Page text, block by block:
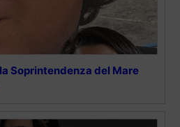
Soprintendenza del Mare